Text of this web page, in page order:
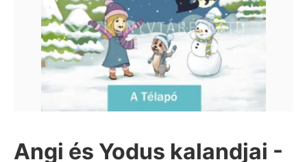
Angi és Yodus kalandjai -